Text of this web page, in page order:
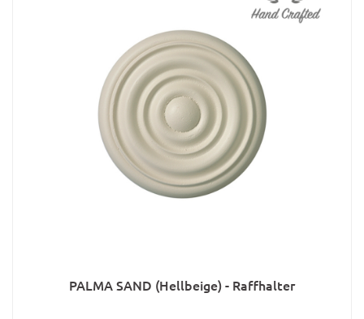
PALMA SAND (Hellbeige) - Raffhalter